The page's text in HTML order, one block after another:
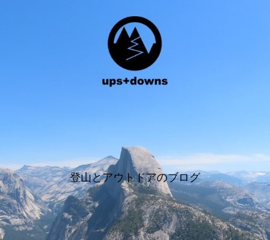
登山とアウトドアのブログ